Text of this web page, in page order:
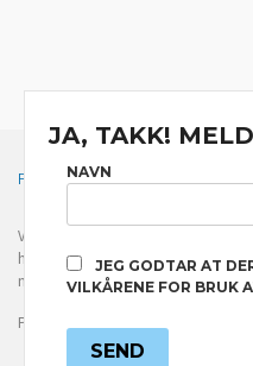
FRAKT KJØPSBETINGELSER
Vår nettbutikk bruker cookies slik at
hovedsaklig til å lagre
normalt om du godtar dette.Les
Powered by
JA, TAKK!
NAVN
JEG GODTAR AT
VILKÅRENE FOR BRUK